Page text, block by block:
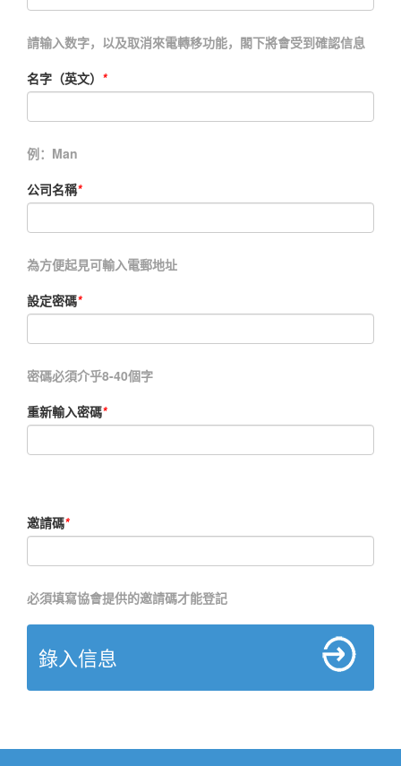
請输入数字，以及取消來電轉移功能，閣下將會受到確認信息
名字（英文） *
例：Man
公司名稱*
為方便起見可輸入電郵地址
設定密碼*
密碼必須介乎8-40個字
重新輸入密碼*
邀請碼*
必須填寫協會提供的邀請碼才能登記
錄入信息